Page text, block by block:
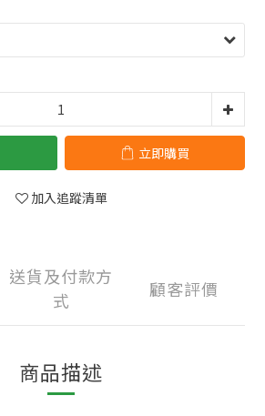
立即購買
加入追蹤清單
送貨及付款方
式
顧客評價
商品描述